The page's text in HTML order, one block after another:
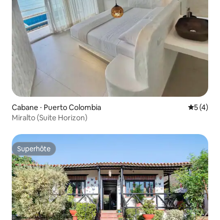
Cabane ⋅ Puerto Colombia
5 (4)
Miralto (Suite Horizon)
Superhôte
Superhôte